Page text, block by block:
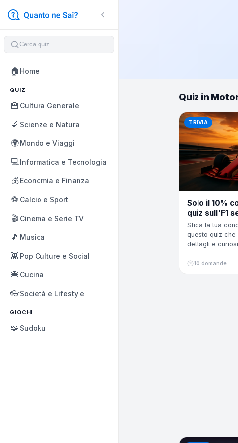
🏠 Home
QUIZ
🏫 Cultura Generale
🔬 Scienze e Natura
🌍Mondo e Viaggi
💻Informatica e Tecnologia
💰 Economia e Finanza
⚽ Calcio e Sport
🎬 Cinema e Serie TV
🎵 Musica
👾 Pop Culture e Social
🍔 Cucina
👓Società e Lifestyle
GIOCHI
🧩 Sudoku
Quiz in
TRIVIA
Solo il 10%
quiz sull'F1
Sfida la tua
questo quiz
dettagli e
10 domande